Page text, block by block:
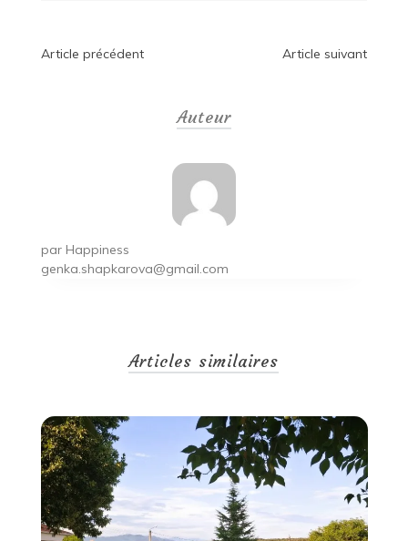
Navigation
Article précédent Article suivant
Auteur
par Happiness
genka.shapkarova@gmail.com
Articles similaires